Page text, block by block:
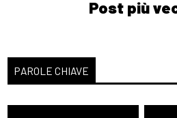
Post più
PAROLE CHIAVE